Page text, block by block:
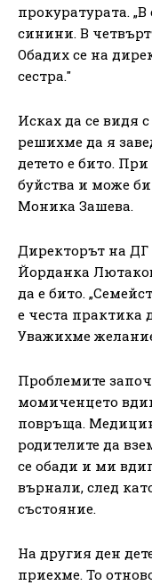
прокуратурата.
синини. В
Обадих се на
сестра."
Исках да се видя
решихме да я
детето е бито.
буйства и може би
Моника Зашева.
Директорът на
Йорданка
да е бито.
е честа практика
Уважихме
Проблемите
момиченцето
повръща.
родителите да
се обади и ми
върнали, след
състояние.
На другия ден
приехме. То